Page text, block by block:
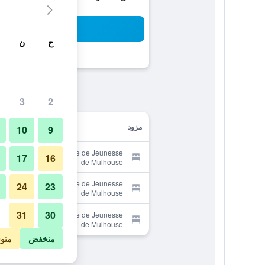
مزود
Provider for Auberge de Jeunesse
de Mulhouse
Provider for Auberge de Jeunesse
de Mulhouse
Provider for Auberge de Jeunesse
de Mulhouse
ح ن
2
3
9
10
16
17
23
24
30
31
منخفض